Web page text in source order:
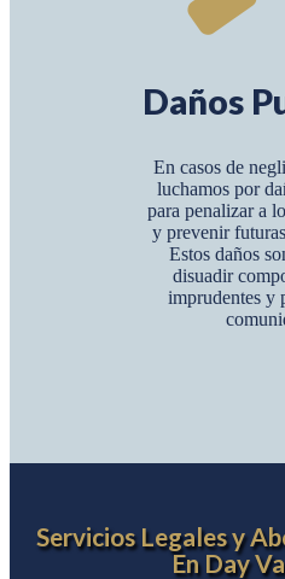
Daños
En casos de
luchamos por
para penalizar a
y prevenir
Estos daños
disuadir
imprudentes y
Servicios Legales y
En Day